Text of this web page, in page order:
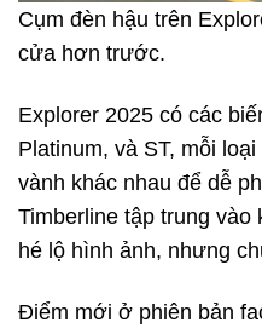
Cụm đèn hậu trên
cửa hơn trước.
Explorer 2025 có các
Platinum, và ST, mỗi
vành khác nhau để dễ
Timberline tập trung
hé lộ hình ảnh, nhưng
Điểm mới ở phiên bản